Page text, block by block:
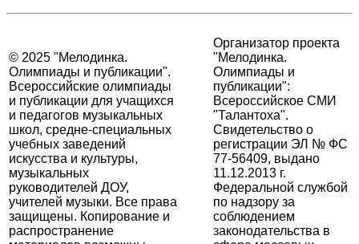
© 2025 "Мелодинка.
Олимпиады и публикации".
Всероссийские олимпиады
и публикации для учащихся
и педагогов музыкальных
школ, средне-специальных
учебных заведений
искусства и культуры,
музыкальных
руководителей ДОУ,
учителей музыки. Все права
защищены. Копирование и
распространение
Организатор проекта
"Мелодинка.
Олимпиады и
публикации":
Всероссийское СМИ
"Талантоха".
Свидетельство о
регистрации ЭЛ № ФС
77-56409, выдано
11.12.2013 г.
Федеральной службой
по надзору за
соблюдением
законодательства в